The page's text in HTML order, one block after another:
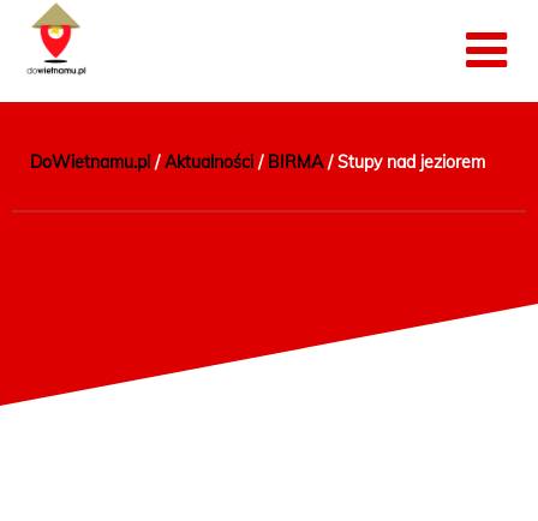
DoWietnamu.pl /Aktualności / BIRMA/Stupy nad jeziorem